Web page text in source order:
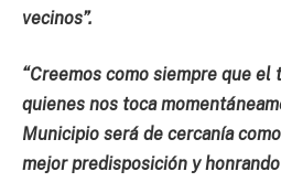
vecinos”.
“Creemos como siempre que
quienes nos toca
Municipio será de cercanía
mejor predisposición y